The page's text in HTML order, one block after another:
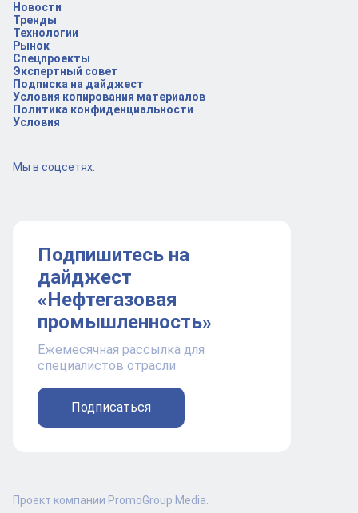
Новости
Тренды
Технологии
Рынок
Спецпроекты
Экспертный совет
Подписка на дайджест
Условия копирования материалов
Политика конфиденциальности
Условия
Мы в соцсетях:
Подпишитесь на
дайджест
«Нефтегазовая
промышленность»
Ежемесячная рассылка для
специалистов отрасли
Подписаться
Проект компании PromoGroup Media.